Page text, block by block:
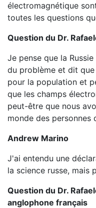
électromagnétique
toutes les questions
Question du Dr.
Je pense que la
du problème et dit
pour la population et
que les champs
peut-être que nous
monde des personnes
Andrew Marino
J'ai entendu une
la science russe, mais
Question du Dr.
anglophone français